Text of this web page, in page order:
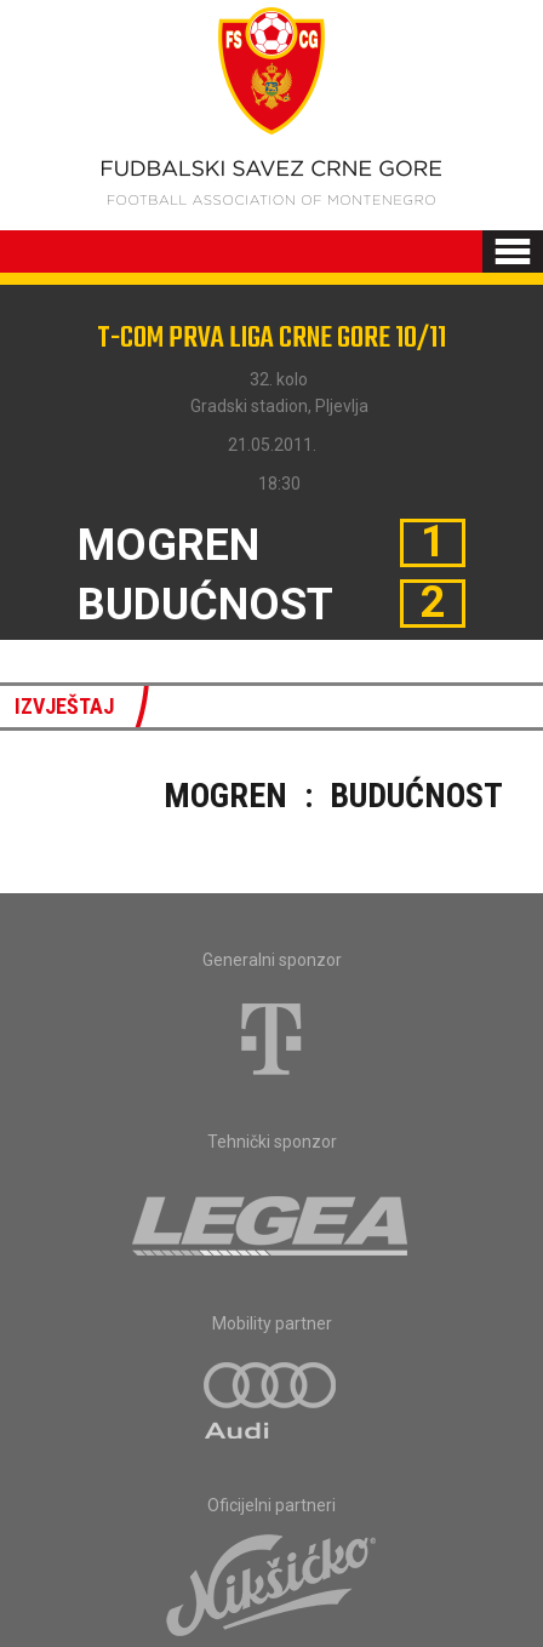
T-COM PRVA LIGA CRNE GORE 10/11
32. kolo
Gradski stadion, Pljevlja
21.05.2011.
18:30
MOGREN
BUDUĆNOST
1
2
IZVJEŠTAJ
MOGREN : BUDUĆNOST
Generalni sponzor
Tehnički sponzor
Mobility partner
Oficijelni partneri